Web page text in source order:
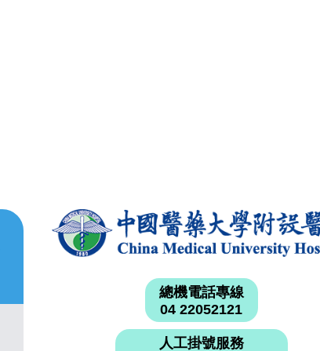
總機電話專線
04 22052121
人工掛號服務